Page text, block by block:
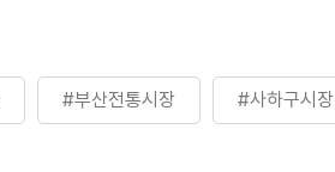
#부산전통시장 #사하구시장